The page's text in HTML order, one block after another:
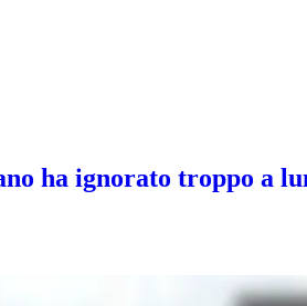
ha ignorato troppo a